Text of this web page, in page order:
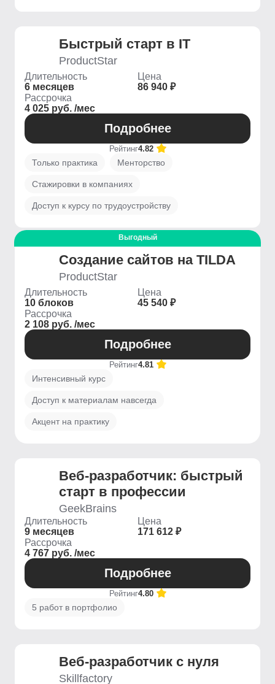
Быстрый старт в IT
ProductStar
Длительность
6 месяцев
Цена
86 940 ₽
Рассрочка
4 025 руб. /мес
Подробнее
Рейтинг4.82
Только практика Менторство
Стажировки в компаниях
Доступ к курсу по трудоустройству
Выгодный
Создание сайтов на TILDA
ProductStar
Длительность
10 блоков
Цена
45 540 ₽
Рассрочка
2 108 руб. /мес
Подробнее
Рейтинг4.81
Интенсивный курс
Доступ к материалам навсегда
Акцент на практику
Веб-разработчик: быстрый
старт в профессии
GeekBrains
Длительность
9 месяцев
Цена
171 612 ₽
Рассрочка
4 767 руб. /мес
Подробнее
Рейтинг4.80
5 работ в портфолио
Веб-разработчик с нуля
Skillfactory